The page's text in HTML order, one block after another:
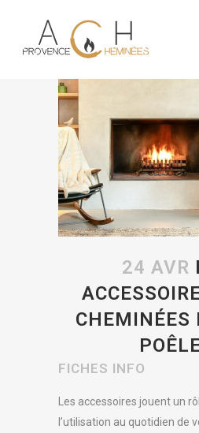
24 AVR
CHEMINÉES
FICHES INFO
Les accessoires jouent un
l’utilisation au quotidien de